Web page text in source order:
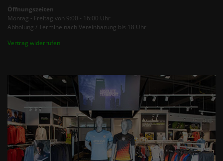
Öffnungszeiten
Montag - Freitag von 9:00 - 16:00 Uhr
Abholung / Termine nach Vereinbarung bis 18 Uhr
Vertrag widerrufen